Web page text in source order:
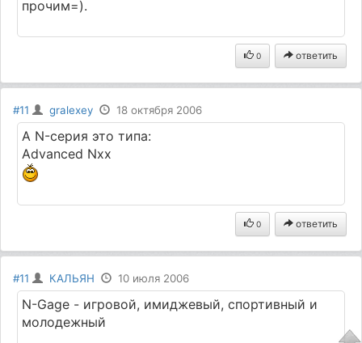
прочим=).
0 ответить
#11 gralexey 18 октября 2006
А N-серия это типа:
Advanced Nxx
0 ответить
#11 КАЛЬЯН 10 июля 2006
N-Gage - игровой, имиджевый, спортивный и
молодежный